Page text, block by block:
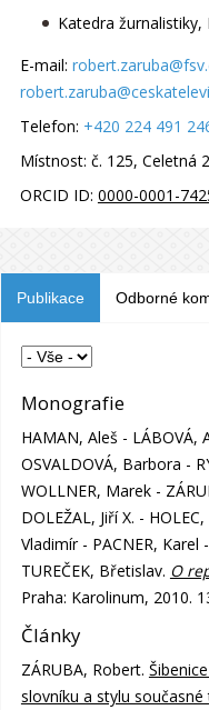
Katedra žurnalistiky,
E-mail:
Telefon: +420 224 491
Místnost: č. 125, Celetná
ORCID ID: 0000-0001-
Publikace Odborné
Monografie
HAMAN, Aleš - LÁBOVÁ,
OSVALDOVÁ, Barbora -
WOLLNER, Marek -
DOLEŽAL, Jiří X. -
Vladimír - PACNER, Karel
TUREČEK, Břetislav. O
Praha: Karolinum, 2010.
Články
ZÁRUBA, Robert.
slovníku a stylu